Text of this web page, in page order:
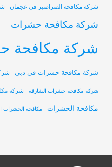
شركة مكافحة الصراصير في عجمان
شركة مكافحة حشرات
شركة مكافحة
شركة مكافحة حشرات في دبي
شركه مكافحة حشرات الشارقة شركه
مكافحة الحشرات مكافحة الحشرات